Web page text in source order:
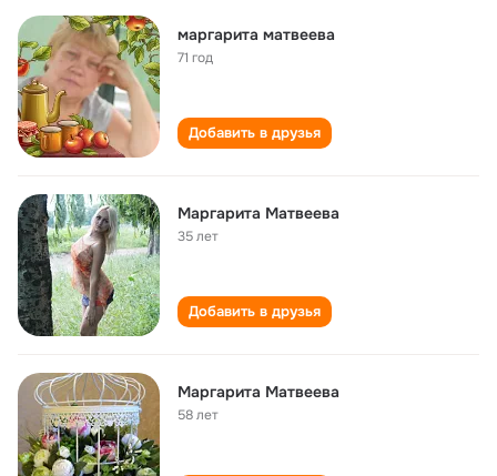
маргарита матвеева
71 год
Добавить в друзья
Маргарита Матвеева
35 лет
Добавить в друзья
Маргарита Матвеева
58 лет